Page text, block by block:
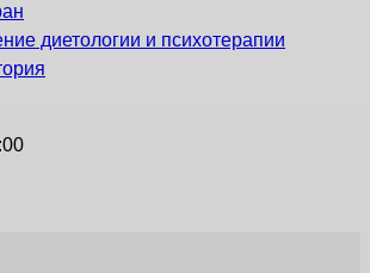
диетологии и психотерапии